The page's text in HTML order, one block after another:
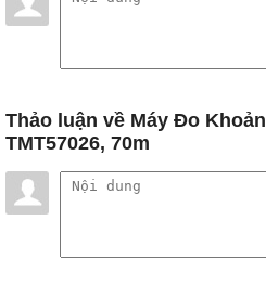
Thảo luận về Máy Đo
TMT57026, 70m